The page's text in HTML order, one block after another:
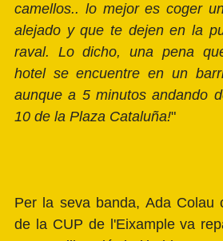
camellos.. lo mejor es coger
alejado y que te dejen en la
raval. Lo dicho, una pena
hotel se encuentre en un
aunque a 5 minutos andando
10 de la Plaza Cataluña!"
Per la seva banda, Ada Colau
de la CUP de l'Eixample va